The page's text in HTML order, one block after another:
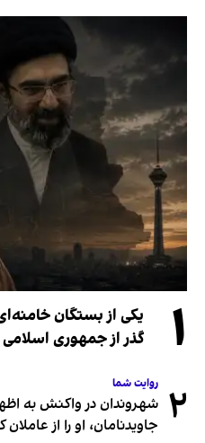
۱
یکی از بستگان
گذر از جمهوری
۲ روایت شما
شهروندان در واکنش به
جاویدنامان، او را از